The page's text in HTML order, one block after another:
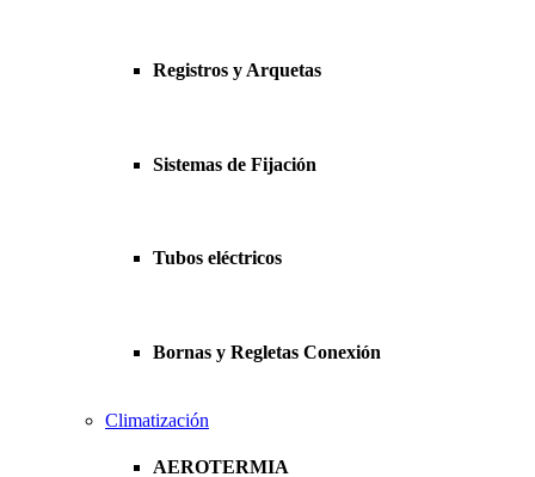
Registros y Arquetas
Sistemas de Fijación
Tubos eléctricos
Bornas y Regletas Conexión
Climatización
AEROTERMIA